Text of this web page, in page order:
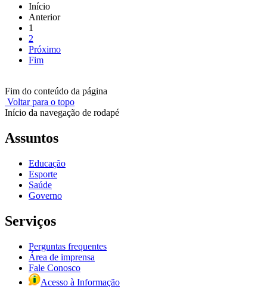
Início
Anterior
1
2
Próximo
Fim
Fim do conteúdo da página
Voltar para o topo
Início da navegação de rodapé
Assuntos
Educação
Esporte
Saúde
Governo
Serviços
Perguntas frequentes
Área de imprensa
Fale Conosco
Acesso à Informação